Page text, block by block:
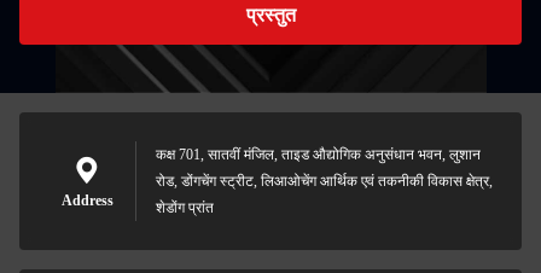
प्रस्तुत
Address
कक्ष 701, सातवीं मंजिल, ताइड औद्योगिक अनुसंधान भवन, लुशान
रोड, डोंगचेंग स्ट्रीट, लिआओचेंग आर्थिक एवं तकनीकी विकास क्षेत्र,
शेडोंग प्रांत